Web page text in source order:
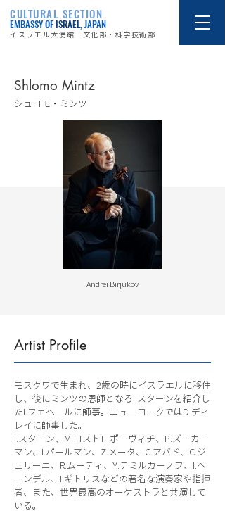
CULTURAL SECTION
EMBASSY OFISRAEL, JAPAN
イスラエル大使館 文化部・科学技術部
Shlomo Mintz
シュロモ・ミンツ
Andrei Birjukov
Artist Profile
モスクワで生まれ、2歳の時にイスラエルに移住
し、後にミンツの恩師となるI.スターンを紹介し
たI.フェヘールに師事。ニューヨークではD.ディ
レイに師事した。
I.スターン、M.ロストロポーヴィチ、P.ズーカー
マン、I.パールマン、Z.メータ、C.アバド、C.ジ
ュリーニ、R.ムーティ、Y.テミルカーノフ、I.ヘ
ーンデル、I.ギトリスなどの著名な演奏家や指揮
者、また、世界最高のオーケストラと共演して
いる。